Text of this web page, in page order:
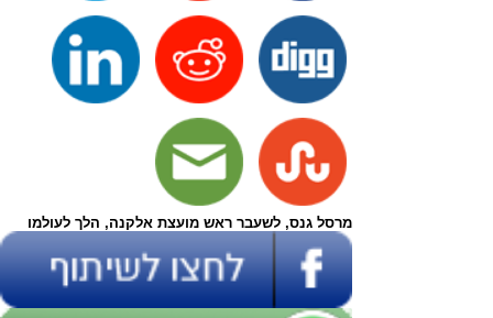
מרסל גנס, לשעבר ראש מועצת אלקנה, הלך לעולמו